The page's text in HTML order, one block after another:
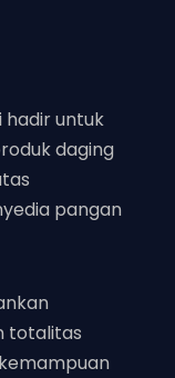
hadir untuk
daging
pangan
totalitas